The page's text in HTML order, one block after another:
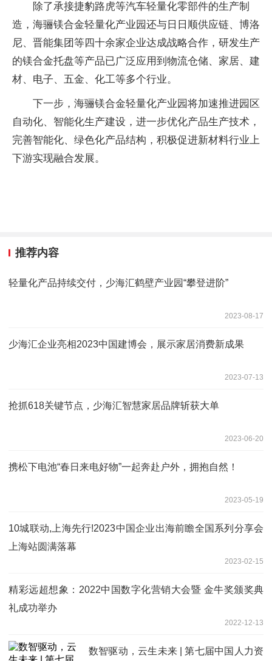
除了承接捷豹路虎等汽车轻量化零部件的生产制
造，海骊镁合金轻量化产业园还与日日顺供应链、博洛
尼、晋能集团等四十余家企业达成战略合作，研发生产
的镁合金托盘等产品已广泛应用到物流仓储、家居、建
材、电子、五金、化工等多个行业。
下一步，海骊镁合金轻量化产业园将加速推进园区
自动化、智能化生产建设，进一步优化产品生产技术，
完善智能化、绿色化产品结构，积极促进新材料行业上
下游实现融合发展。
推荐内容
轻量化产品持续交付，少海汇鹤壁产业园“攀登进阶”
2023-08-17
少海汇企业亮相2023中国建博会，展示家居消费新成果
2023-07-13
抢抓618关键节点，少海汇智慧家居品牌斩获大单
2023-06-20
携松下电池“春日来电好物”一起奔赴户外，拥抱自然！
2023-05-19
10城联动,上海先行!2023中国企业出海前瞻全国系列分享会
上海站圆满落幕
2023-02-15
精彩远超想象：2022中国数字化营销大会暨 金牛奖颁奖典
礼成功举办
2022-12-13
数智驱动，云生未来 | 第七届中国人力资